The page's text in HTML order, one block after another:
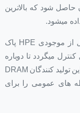
حاصل شود که بالاترین
در صورت بروز هرگونه مشکل ، محصول از موجودی HPE پاک
میگردد تا دوباره
به لیست محصولات اضافه نگردد. علاوه بر این تولید کنندگان DRAM
های عمومی را برای